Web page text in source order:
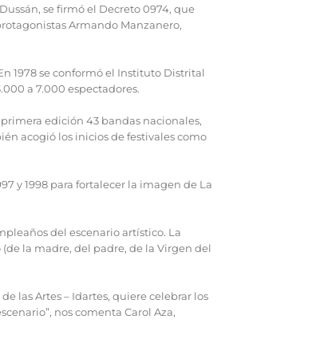
se firmó el Decreto 0974, que
Armando Manzanero,
1978 se conformó el Instituto Distrital
a 7.000 espectadores.
edición 43 bandas nacionales,
acogió los inicios de festivales como
y 1998 para fortalecer la imagen de La
del escenario artístico. La
la madre, del padre, de la Virgen del
las Artes – Idartes, quiere celebrar los
nos comenta Carol Aza,